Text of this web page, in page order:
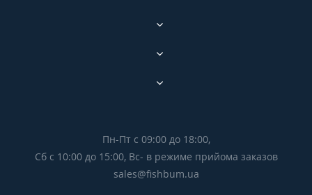
Пн-Пт с 09:00 до 18:00,
Сб с 10:00 до 15:00, Вс- в режиме прийома заказов
sales@fishbum.ua